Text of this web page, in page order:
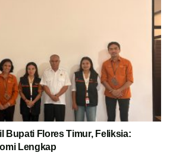
Bupati Flores Timur, Feliksia:
Lengkap